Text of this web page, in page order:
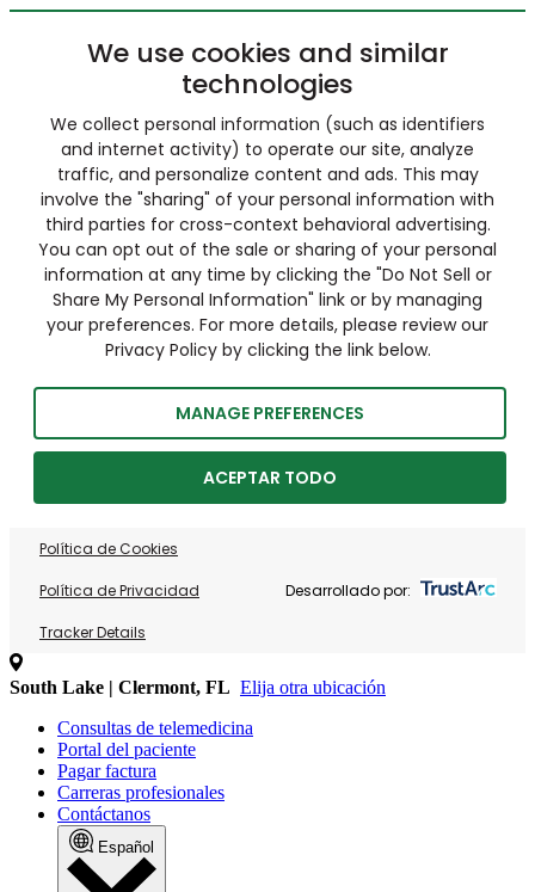
We use cookies and similar
technologies
We collect personal information (such as identifiers
and internet activity) to operate our site, analyze
traffic, and personalize content and ads. This may
involve the "sharing" of your personal information with
third parties for cross-context behavioral advertising.
You can opt out of the sale or sharing of your personal
information at any time by clicking the "Do Not Sell or
Share My Personal Information" link or by managing
your preferences. For more details, please review our
Privacy Policy by clicking the link below.
MANAGE PREFERENCES
ACEPTAR TODO
Política de Cookies
Política de Privacidad
Tracker Details
Desarrollado por:
South Lake | Clermont, FL Elija otra ubicación
Consultas de telemedicina
Portal del paciente
Pagar factura
Carreras profesionales
Contáctanos
Español